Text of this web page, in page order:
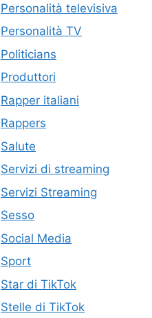
Personalità televisiva
Personalità TV
Politicians
Produttori
Rapper italiani
Rappers
Salute
Servizi di streaming
Servizi Streaming
Sesso
Social Media
Sport
Star di TikTok
Stelle di TikTok